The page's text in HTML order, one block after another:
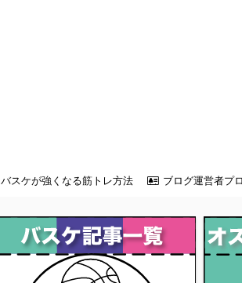
バスケが強くなる筋トレ方法 ブログ運営者プ